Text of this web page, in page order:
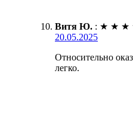
Витя Ю. : ★ ★ ★
20.05.2025
Относительно
легко.